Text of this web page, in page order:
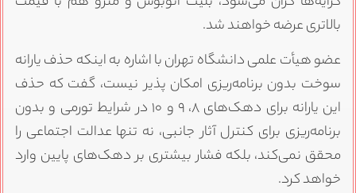
بالاتری عرضه خواهند شد.
عضو هیأت علمی دانشگاه تهران با اشاره به اینکه حذف یارانه
سوخت بدون برنامه‌ریزی امکان پذیر نیست، گفت که حذف
این یارانه برای دهک‌های ۸، ۹ و ۱۰ در شرایط تورمی و بدون
برنامه‌ریزی برای کنترل آثار جانبی، نه تنها عدالت اجتماعی را
محقق نمی‌کند، بلکه فشار بیشتری بر دهک‌های پایین وارد
خواهد کرد.